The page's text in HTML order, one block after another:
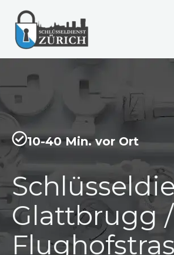
Inhalt
springen
10-40 Min. vor Ort
Glattbrugg /